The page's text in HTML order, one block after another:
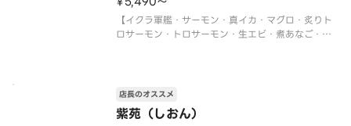
【イクラ軍艦・サーモン・真イカ・マグロ・炙りト
ロサーモン・トロサーモン・生エビ・煮あなご・炙
紫苑（しおん）
店長のオススメ